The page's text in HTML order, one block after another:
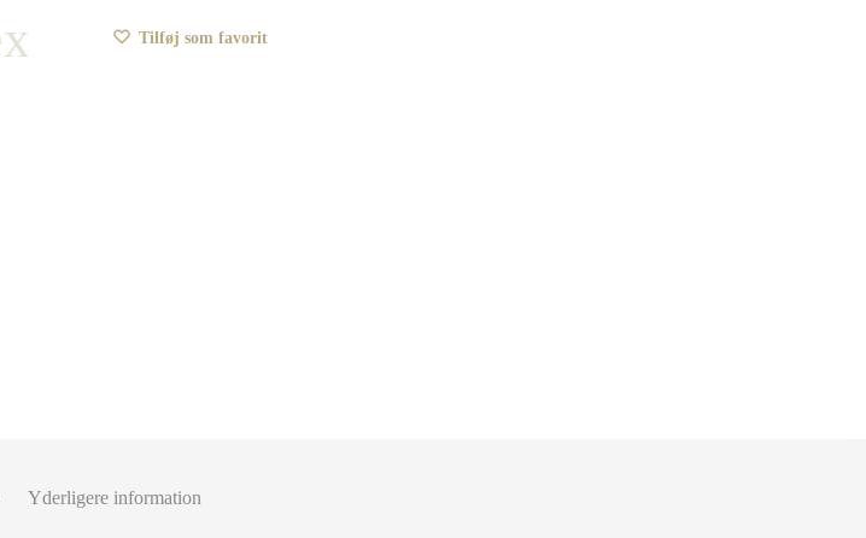
Tilføj som favorit
Yderligere information